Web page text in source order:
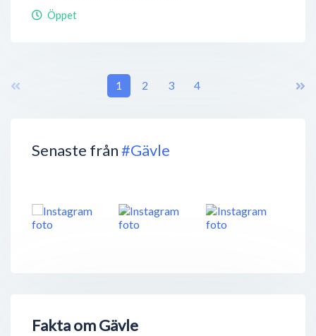
Senaste från#Gävle
Fakta om Gävle
Öppet
1 2 3 4